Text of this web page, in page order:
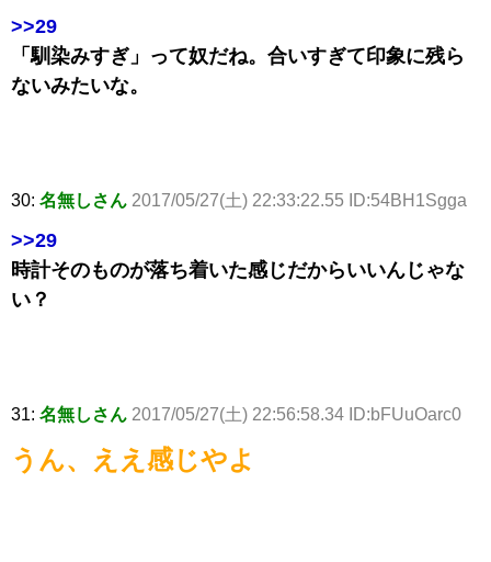
>>29
「馴染みすぎ」って奴だね。合いすぎて印象に残ら
ないみたいな。
30: 名無しさん 2017/05/27(土) 22:33:22.55 ID:54BH1Sgga
>>29
時計そのものが落ち着いた感じだからいいんじゃな
い？
31: 名無しさん 2017/05/27(土) 22:56:58.34 ID:bFUuOarc0
うん、ええ感じやよ